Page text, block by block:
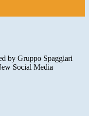
by Gruppo Spaggiari
Social Media